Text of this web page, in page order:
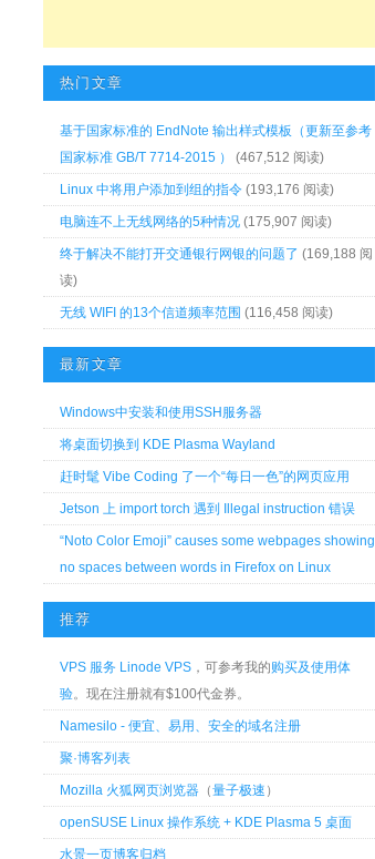
热门文章
基于国家标准的 EndNote 输出样式模板（更新至参考
国家标准 GB/T 7714-2015 ）
(467,512 阅读)
Linux 中将用户添加到组的指令 (193,176 阅读)
电脑连不上无线网络的5种情况 (175,907 阅读)
终于解决不能打开交通银行网银的问题了 (169,188 阅
读)
无线 WIFI 的13个信道频率范围 (116,458 阅读)
最新文章
Windows中安装和使用SSH服务器
将桌面切换到 KDE Plasma Wayland
赶时髦 Vibe Coding 了一个“每日一色”的网页应用
Jetson 上 import torch 遇到 Illegal instruction 错误
“Noto Color Emoji” causes some webpages showing
no spaces between words in Firefox on Linux
推荐
VPS 服务 Linode VPS ，可参考我的购买及使用体
验。现在注册就有$100代金券。
Namesilo - 便宜、易用、安全的域名注册
聚·博客列表
Mozilla 火狐网页浏览器 （量子极速 ）
openSUSE Linux 操作系统 + KDE Plasma 5 桌面
水景一页博客归档